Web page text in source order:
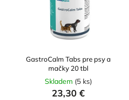
GastroCalm Tabs pre psy a
mačky 20 tbl
Skladem (5 ks)
23,30 €